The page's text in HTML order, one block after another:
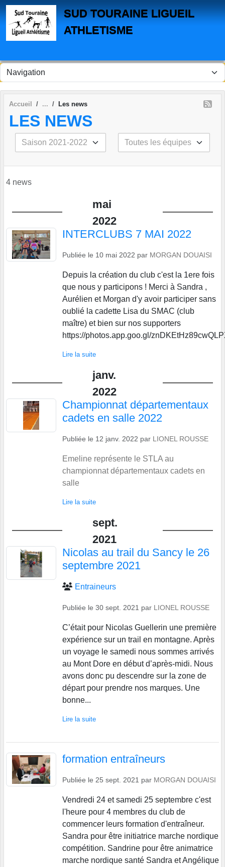
SUD TOURAINE LIGUEIL
ATHLETISME
Accueil Les news
LES NEWS
4 news
mai
2022
INTERCLUBS 7 MAI 2022
Publiée le 10 mai 2022 par MORGAN DOUAISI
Depuis la création du club c'est la 1ere fois
que nous y participons ! Merci à Sandra ,
Aurélien et Morgan d'y avoir participer sans
oublié la cadette Lisa du SMAC (club
maître) et bien sur nos supporters
https://photos.app.goo.gl/
Lire la suite
janv.
2022
Championnat départementaux
cadets en salle 2022
Publiée le 12 janv. 2022 par LIONEL ROUSSE
Emeline représente le STLA au
championnat départementaux cadets en
salle
Lire la suite
sept.
2021
Nicolas au trail du Sancy le 26
septembre 2021
Entraineurs
Publiée le 30 sept. 2021 par LIONEL ROUSSE
C’était pour Nicolas Guellerin une première
expérience sur un trail en montagne. Après
un voyage le samedi nous sommes arrivés
au Mont Dore en début d’après-midi. Nous
avons donc pu descendre sur la zone de
départ pour prendre nos marques. Une
bonne...
Lire la suite
formation entraîneurs
Publiée le 25 sept. 2021 par MORGAN DOUAISI
Vendredi 24 et samedi 25 septembre c'est
l'heure pour 4 membres du club de
commencer leurs formation d'entraîneur.
Sandra pour être initiatrice marche nordique
compétition. Sandrine pour être animatrice
marche nordique santé Sandra et Angélique
Panneau de gestion des cookies